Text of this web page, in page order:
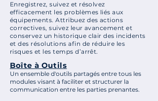
Enregistrez, suivez et résolvez
efficacement les problèmes liés aux
équipements. Attribuez des actions
correctives, suivez leur avancement et
conservez un historique clair des incidents
et des résolutions afin de réduire les
risques et les temps d’arrêt.
Boîte à Outils
​Un ensemble d'outils partagés entre tous les
modules visant à faciliter et structurer la
communication entre les parties prenantes.